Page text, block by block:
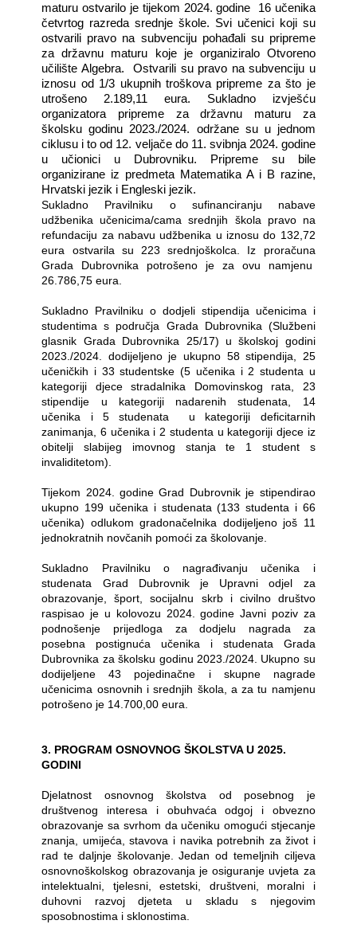
maturu ostvarilo je tijekom 2024. godine
16 učenika
četvrtog razreda srednje škole. Svi učenici koji su
ostvarili pravo na subvenciju pohađali su pripreme
za državnu maturu koje je organiziralo Otvoreno
učilište Algebra.
Ostvarili su pravo na subvenciju u
iznosu od 1/3 ukupnih troškova pripreme za što je
utrošeno 2.189,11 eura. Sukladno izvješću
organizatora pripreme za državnu maturu za
školsku godinu 2023./2024. održane su u jednom
ciklusu i to od 12. veljače do 11. svibnja 2024. godine
u učionici u Dubrovniku. Pripreme su bile
organizirane iz predmeta Matematika A i B razine,
Hrvatski jezik i Engleski jezik.
Sukladno Pravilniku o sufinanciranju nabave
udžbenika učenicima/cama srednjih škola pravo na
refundaciju za nabavu udžbenika u iznosu do 132,72
eura ostvarila su 223 srednjoškolca. Iz proračuna
Grada Dubrovnika potrošeno je za ovu namjenu
26.786,75 eura.
Sukladno Pravilniku o dodjeli stipendija učenicima i
studentima s područja Grada Dubrovnika (Službeni
glasnik Grada Dubrovnika 25/17) u školskoj godini
2023./2024. dodijeljeno je ukupno 58 stipendija, 25
učeničkih i 33 studentske (5 učenika i 2 studenta u
kategoriji djece stradalnika Domovinskog rata, 23
stipendije u kategoriji nadarenih studenata, 14
učenika i 5 studenata
u kategoriji deficitarnih
zanimanja, 6 učenika i 2 studenta u kategoriji djece iz
obitelji slabijeg imovnog stanja te 1 student s
invaliditetom).
Tijekom 2024. godine Grad Dubrovnik je stipendirao
ukupno 199 učenika i studenata (133 studenta i 66
učenika) odlukom gradonačelnika dodijeljeno još 11
jednokratnih novčanih pomoći za školovanje.
Sukladno Pravilniku o nagrađivanju učenika i
studenata Grad Dubrovnik je Upravni odjel za
obrazovanje, šport, socijalnu skrb i civilno društvo
raspisao je u kolovozu 2024. godine Javni poziv za
podnošenje prijedloga za dodjelu nagrada za
posebna postignuća učenika i studenata Grada
Dubrovnika za školsku godinu 2023./2024. Ukupno su
dodijeljene 43 pojedinačne i skupne nagrade
učenicima osnovnih i srednjih škola, a za tu namjenu
potrošeno je 14.700,00 eura.
3. PROGRAM OSNOVNOG ŠKOLSTVA U 2025.
GODINI
Djelatnost osnovnog školstva od posebnog je
društvenog interesa i obuhvaća odgoj i obvezno
obrazovanje sa svrhom da učeniku omogući stjecanje
znanja, umijeća, stavova i navika potrebnih za život i
rad te daljnje školovanje. Jedan od temeljnih ciljeva
osnovnoškolskog obrazovanja je osiguranje uvjeta za
intelektualni, tjelesni, estetski, društveni, moralni i
duhovni razvoj djeteta u skladu s njegovim
sposobnostima i sklonostima.